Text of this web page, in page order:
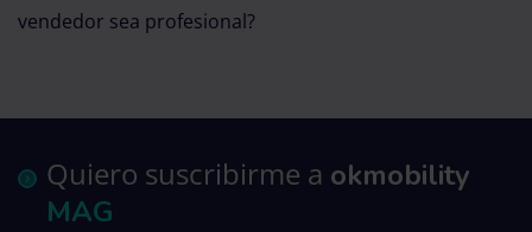
vendedor sea profesional?
Quiero suscribirme a okmobility
MAG